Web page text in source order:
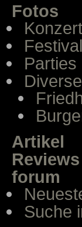
Fotos
Parties
Artikel
Reviews
forum
Suche